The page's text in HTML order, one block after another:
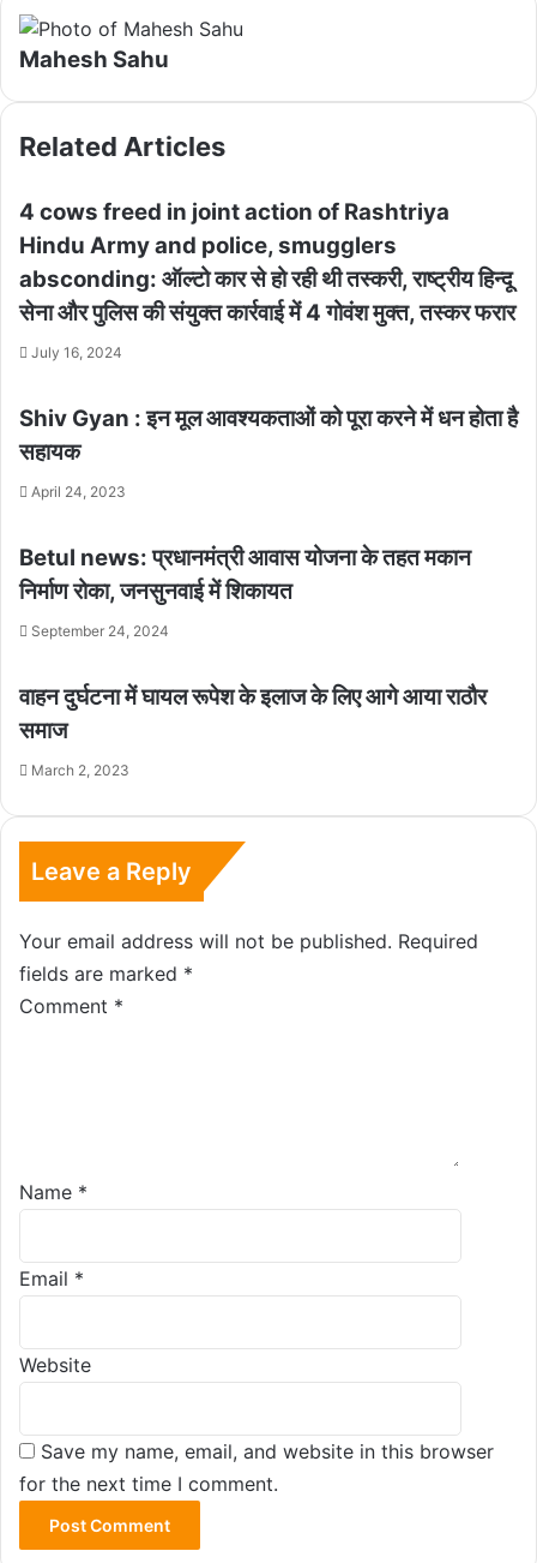
Mahesh Sahu
Related Articles
4 cows freed in joint action of Rashtriya
Hindu Army and police, smugglers
absconding: ऑल्टो कार से हो रही थी तस्करी, राष्ट्रीय हिन्दू
सेना और पुलिस की संयुक्त कार्रवाई में 4 गोवंश मुक्त, तस्कर फरार
July 16, 2024
Shiv Gyan : इन मूल आवश्यकताओं को पूरा करने में धन होता है
सहायक
April 24, 2023
Betul news: प्रधानमंत्री आवास योजना के तहत मकान
निर्माण रोका, जनसुनवाई में शिकायत
September 24, 2024
वाहन दुर्घटना में घायल रूपेश के इलाज के लिए आगे आया राठौर
समाज
March 2, 2023
Leave a Reply
Your email address will not be published. Required
fields are marked *
Comment *
Name *
Email *
Website
Save my name, email, and website in this browser
for the next time I comment.